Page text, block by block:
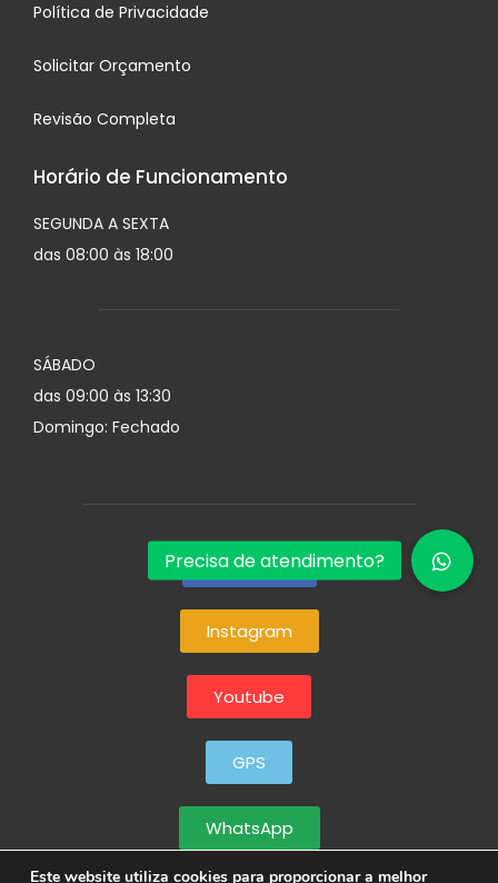
Política de Privacidade
Solicitar Orçamento
Revisão Completa
Horário de Funcionamento
SEGUNDA A SEXTA
das 08:00 às 18:00
SÁBADO
das 09:00 às 13:30
Domingo: Fechado
Facebook
Instagram
Youtube
GPS
WhatsApp
Este website utiliza cookies para proporcionar a melhor